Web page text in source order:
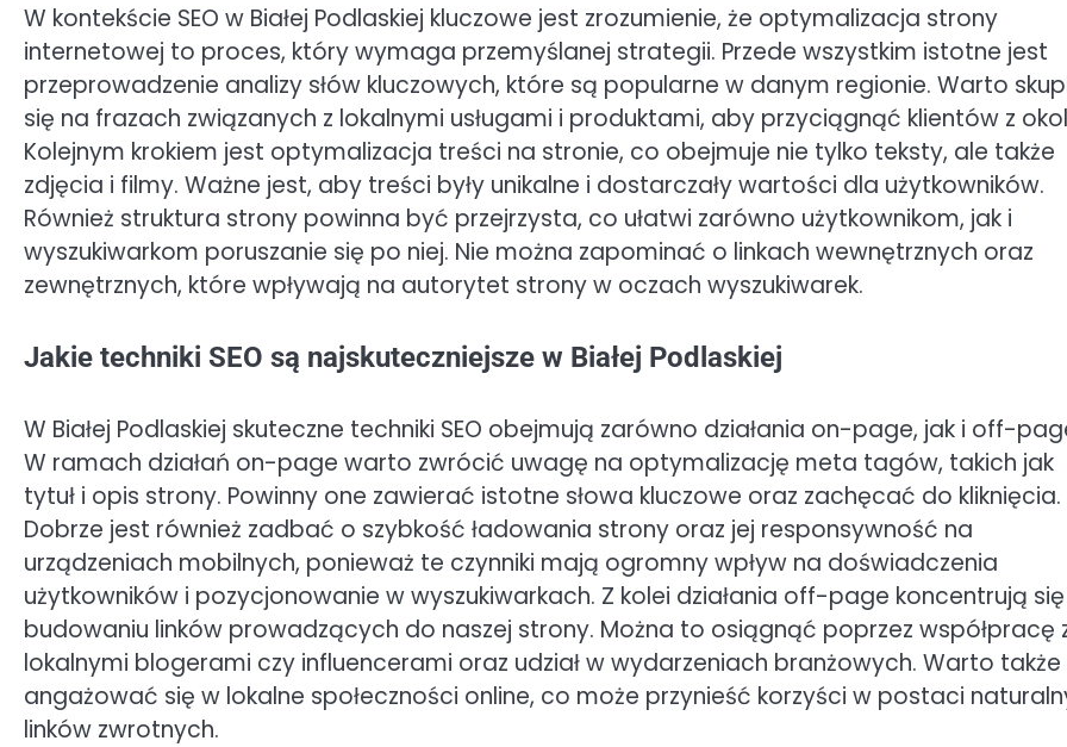
W kontekście SEO w Białej Podlaskiej kluczowe jest zrozumienie, że optymalizacja strony
internetowej to proces, który wymaga przemyślanej strategii. Przede wszystkim istotne jest
przeprowadzenie analizy słów kluczowych, które są popularne w danym regionie. Warto
się na frazach związanych z lokalnymi usługami i produktami, aby przyciągnąć klientów z
Kolejnym krokiem jest optymalizacja treści na stronie, co obejmuje nie tylko teksty, ale także
zdjęcia i filmy. Ważne jest, aby treści były unikalne i dostarczały wartości dla użytkowników.
Również struktura strony powinna być przejrzysta, co ułatwi zarówno użytkownikom, jak i
wyszukiwarkom poruszanie się po niej. Nie można zapominać o linkach wewnętrznych oraz
zewnętrznych, które wpływają na autorytet strony w oczach wyszukiwarek.
Jakie techniki SEO są najskuteczniejsze w Białej Podlaskiej
W Białej Podlaskiej skuteczne techniki SEO obejmują zarówno działania on-page, jak i off-
W ramach działań on-page warto zwrócić uwagę na optymalizację meta tagów, takich jak
tytuł i opis strony. Powinny one zawierać istotne słowa kluczowe oraz zachęcać do kliknięcia.
Dobrze jest również zadbać o szybkość ładowania strony oraz jej responsywność na
urządzeniach mobilnych, ponieważ te czynniki mają ogromny wpływ na doświadczenia
użytkowników i pozycjonowanie w wyszukiwarkach. Z kolei działania off-page koncentrują
budowaniu linków prowadzących do naszej strony. Można to osiągnąć poprzez współpracę
lokalnymi blogerami czy influencerami oraz udział w wydarzeniach branżowych. Warto także
angażować się w lokalne społeczności online, co może przynieść korzyści w postaci
linków zwrotnych.